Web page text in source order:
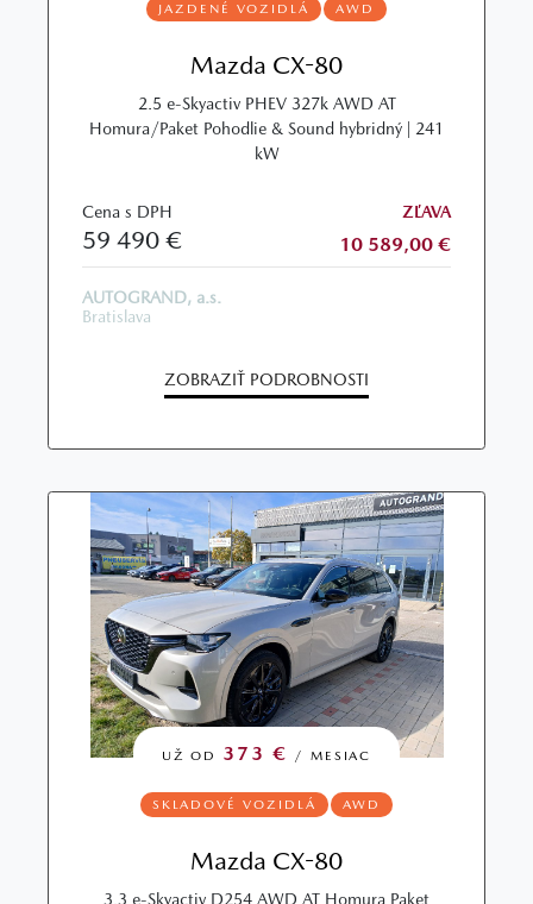
JAZDENÉ VOZIDLÁ AWD
Mazda CX-80
2.5 e-Skyactiv PHEV 327k AWD AT
Homura/Paket Pohodlie & Sound hybridný | 241
kW
Cena s DPH
59 490 €
ZĽAVA
10 589,00 €
AUTOGRAND, a.s.
Bratislava
ZOBRAZIŤ PODROBNOSTI
UŽ OD 373 € / MESIAC
SKLADOVÉ VOZIDLÁ AWD
Mazda CX-80
3.3 e-Skyactiv D254 AWD AT Homura Paket